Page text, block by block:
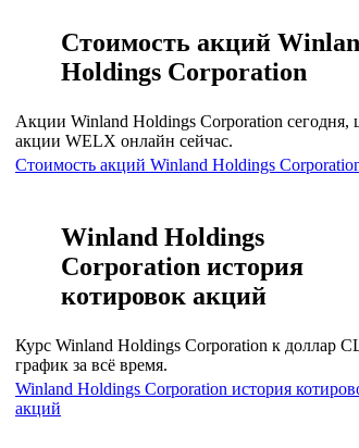
Стоимость акций
Holdings Corporation
Акции Winland Holdings Corporation сегодня,
акции WELX онлайн сейчас.
Стоимость акций Winland Holdings
Winland Holdings
Corporation история
котировок акций
Курс Winland Holdings Corporation к доллар
график за всё время.
Winland Holdings Corporation история
акций